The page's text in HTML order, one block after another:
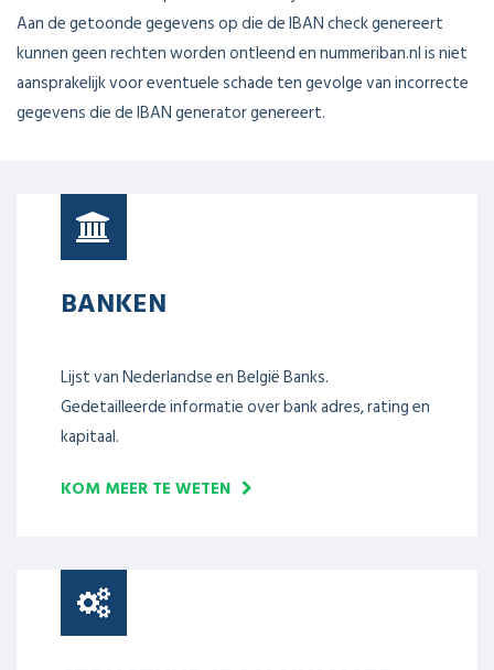
Aan de getoonde gegevens op die de IBAN check genereert
kunnen geen rechten worden ontleend en nummeriban.nl is niet
aansprakelijk voor eventuele schade ten gevolge van incorrecte
gegevens die de IBAN generator genereert.
BANKEN
Lijst van Nederlandse en België Banks.
Gedetailleerde informatie over bank adres, rating en
kapitaal.
KOM MEER TE WETEN